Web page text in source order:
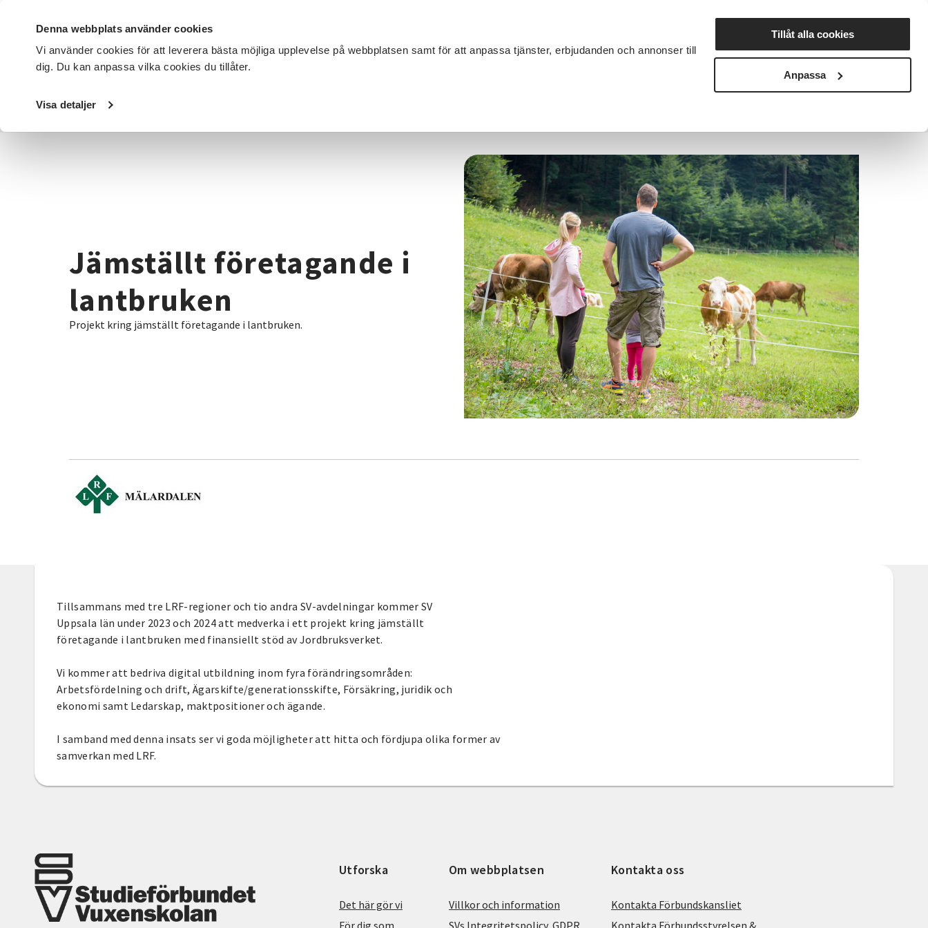
Denna webbplats använder cookies
Vi använder cookies för att leverera bästa möjliga upplevelse på webbplatsen samt för att anpassa tjänster, erbjudanden och annonser till
dig. Du kan anpassa vilka cookies du tillåter.
Visa detaljer
Tillåt alla cookies
Anpassa
DET HÄR GÖR VI FÖR DIG SOM SÖK KURSER OCH EVENEMANG Nyheter Avdelningar
Startsida / Avdelningar
Jämställt företagande i
lantbruken
Projekt kring jämställt företagande i lantbruken.
Tillsammans med tre LRF-regioner och tio andra SV-avdelningar kommer SV
Uppsala län under 2023 och 2024 att medverka i ett projekt kring jämställt
företagande i lantbruken med finansiellt stöd av Jordbruksverket.
Vi kommer att bedriva digital utbildning inom fyra förändringsområden:
Arbetsfördelning och drift, Ägarskifte/generationsskifte, Försäkring, juridik och
ekonomi samt Ledarskap, maktpositioner och ägande.
I samband med denna insats ser vi goda möjligheter att hitta och fördjupa olika former av
samverkan med LRF.
Utforska
Det här gör vi
För dig som
Om webbplatsen
Villkor och information
SVs Integritetspolicy, GDPR
Kontakta oss
Kontakta Förbundskansliet
Kontakta Förbundsstyrelsen &